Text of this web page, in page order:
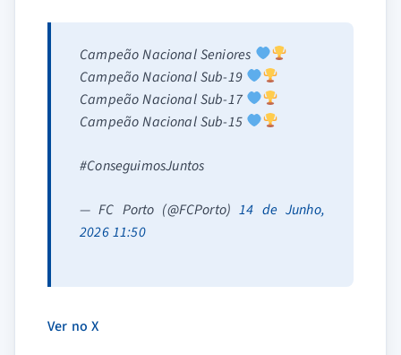
Campeão Nacional Seniores
Campeão Nacional Sub-19
Campeão Nacional Sub-17
Campeão Nacional Sub-15
#ConseguimosJuntos
— FC Porto (@FCPorto)14 de Junho,
2026 11:50
Ver no X